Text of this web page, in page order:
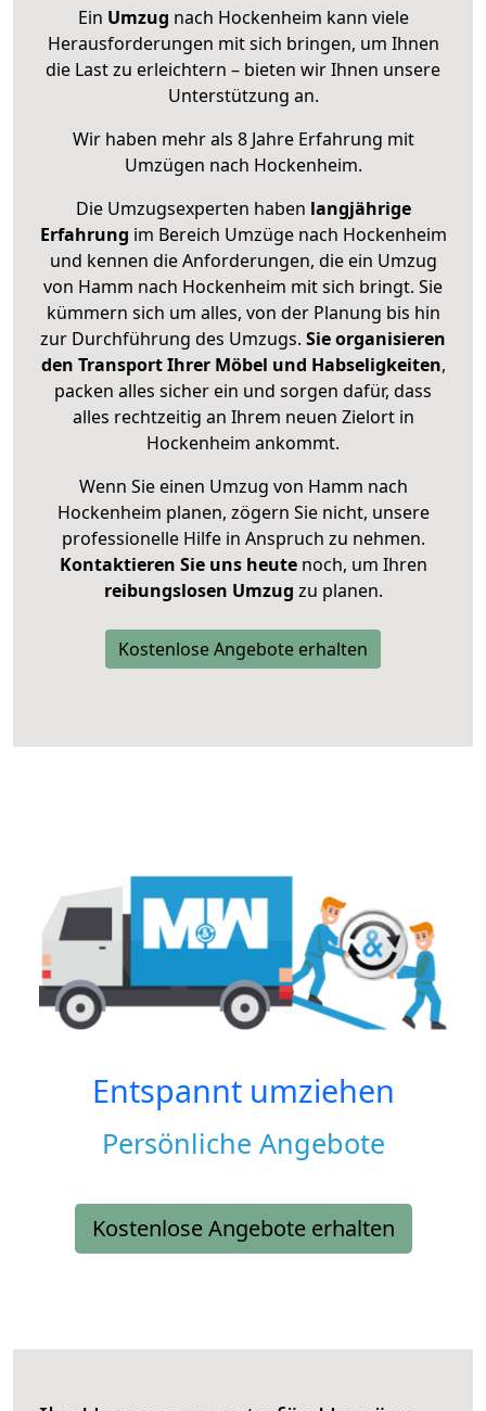
Ein Umzug nach Hockenheim kann viele
Herausforderungen mit sich bringen, um Ihnen
die Last zu erleichtern – bieten wir Ihnen unsere
Unterstützung an.
Wir haben mehr als 8 Jahre Erfahrung mit
Umzügen nach Hockenheim.
Die Umzugsexperten haben langjährige
Erfahrung im Bereich Umzüge nach Hockenheim
und kennen die Anforderungen, die ein Umzug
von Hamm nach Hockenheim mit sich bringt. Sie
kümmern sich um alles, von der Planung bis hin
zur Durchführung des Umzugs. Sie organisieren
den Transport Ihrer Möbel und Habseligkeiten,
packen alles sicher ein und sorgen dafür, dass
alles rechtzeitig an Ihrem neuen Zielort in
Hockenheim ankommt.
Wenn Sie einen Umzug von Hamm nach
Hockenheim planen, zögern Sie nicht, unsere
professionelle Hilfe in Anspruch zu nehmen.
Kontaktieren Sie uns heutenoch, um Ihren
reibungslosen Umzug zu planen.
Kostenlose Angebote erhalten
Entspannt umziehen
Persönliche Angebote
Kostenlose Angebote erhalten